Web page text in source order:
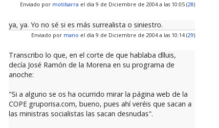
Enviado por motilsarra el día 9 de Diciembre de 2004 a las 10:05 (28)
ya, ya. Yo no sé si es más surrealista o siniestro.
Enviado por mano el día 9 de Diciembre de 2004 a las 10:14 (29)
Transcribo lo que, en el corte de que hablaba dlluis,
decía José Ramón de la Morena en su programa de
anoche:
"Si a alguno se os ha ocurrido mirar la página web de la
COPE gruporisa.com, bueno, pues ahí veréis que sacan a
las ministras socialistas las sacan desnudas".